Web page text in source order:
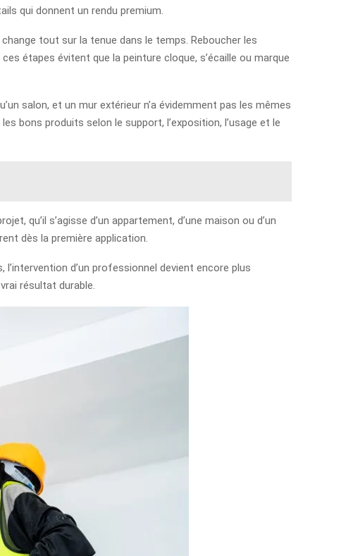
qui donnent un rendu premium.
tout sur la tenue dans le temps. Reboucher les
étapes évitent que la peinture cloque, s’écaille ou marque
salon, et un mur extérieur n’a évidemment pas les mêmes
bons produits selon le support, l’exposition, l’usage et le
qu’il s’agisse d’un appartement, d’une maison ou d’un
dès la première application.
d’un professionnel devient encore plus
résultat durable.